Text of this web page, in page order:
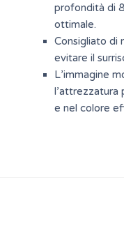
profondità di
ottimale.
Consigliato di
evitare il
L’immagine
l’attrezzatura
e nel colore